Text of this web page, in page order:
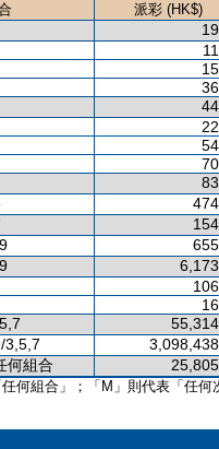
派彩 (HK$)
3,5,7
何組合
何組合」；「M」則代表「任何